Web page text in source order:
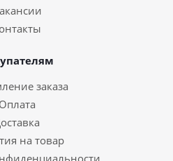
заказа
Оплата
на товар